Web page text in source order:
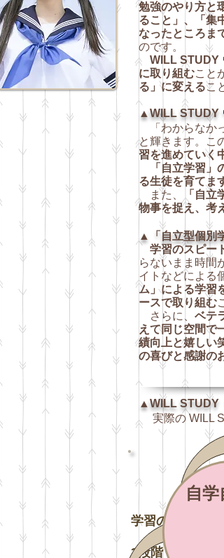
勉強のやり方と
ること」、「集
なったところま
のです。
WILL STUDY
に取り組むこと
る」に変えるこ
▲WILL STUDY
「わからなか
と輝きます。こ
習を進めていく
「自立学習
る生徒を育てま
また、
「自
物事を捉え、考
▲「自立型個別
学習のスピー
らないまま時間
イトなどによる
ム」による学習
ースで取り組む
さらに、 ベテ
えて同じ空間で
績向上と嬉しい
の喜びと感謝の
▲WILL STUDY
実際の WILL
学習の
3段階
自学